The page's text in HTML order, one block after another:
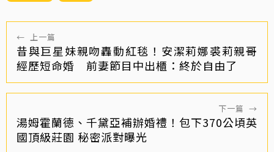
← 上一篇
昔與巨星妹親吻轟動紅毯！安潔莉娜裘莉親哥
經歷短命婚 前妻節目中出櫃：終於自由了
下一篇 →
湯姆霍蘭德、千黛亞補辦婚禮！包下370公頃英
國頂級莊園 秘密派對曝光